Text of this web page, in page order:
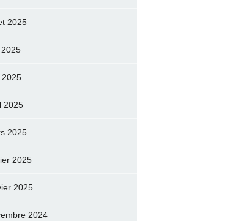
2025
2025
2025
2025
2025
2025
2024